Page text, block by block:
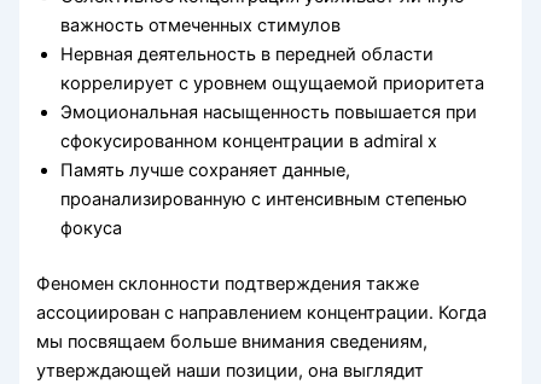
важность отмеченных стимулов
Нервная деятельность в передней области
коррелирует с уровнем ощущаемой приоритета
Эмоциональная насыщенность повышается при
сфокусированном концентрации в admiral x
Память лучше сохраняет данные,
проанализированную с интенсивным степенью
фокуса
Феномен склонности подтверждения также
ассоциирован с направлением концентрации. Когда
мы посвящаем больше внимания сведениям,
утверждающей наши позиции, она выглядит